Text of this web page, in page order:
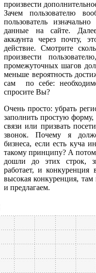
произвести
Зачем пользователю
пользователь
данные на сайте.
аккаунта через почту,
действие. Смотрите
произвести
промежуточных шагов
меньше вероятность
сам по себе:
спросите Вы?
Очень просто: убрать
заполнить простую форму,
связи или призвать
звонок. Почему я
бизнеса, если есть куча
такому принципу? А
дошли до этих строк,
работает, и
высокая конкуренция,
и предлагаем.